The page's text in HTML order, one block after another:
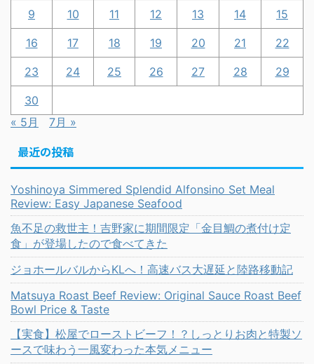
9 10 11 12 13 14 15
16 17 18 19 20 21 22
23 24 25 26 27 28 29
30
« 5月
7月 »
最近の投稿
Yoshinoya Simmered Splendid Alfonsino Set Meal
Review: Easy Japanese Seafood
魚不足の救世主！吉野家に期間限定「金目鯛の煮付け定
食」が登場したので食べてきた
ジョホールバルからKLへ！高速バス大遅延と陸路移動記
Matsuya Roast Beef Review: Original Sauce Roast Beef
Bowl Price & Taste
【実食】松屋でローストビーフ！？しっとりお肉と特製ソ
ースで味わう一風変わった本気メニュー